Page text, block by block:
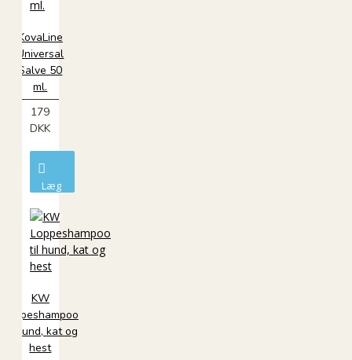
KovaLine
Universal
Salve 50
ml.
179
DKK
Læg
kurv
KW
Loppeshampoo
til hund, kat og
hest